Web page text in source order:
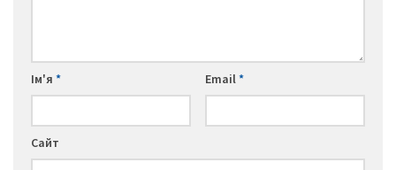
Ім'я * Email*
Сайт